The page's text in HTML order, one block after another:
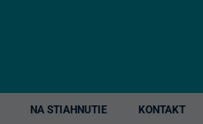
NA STIAHNUTIE KONTAKT